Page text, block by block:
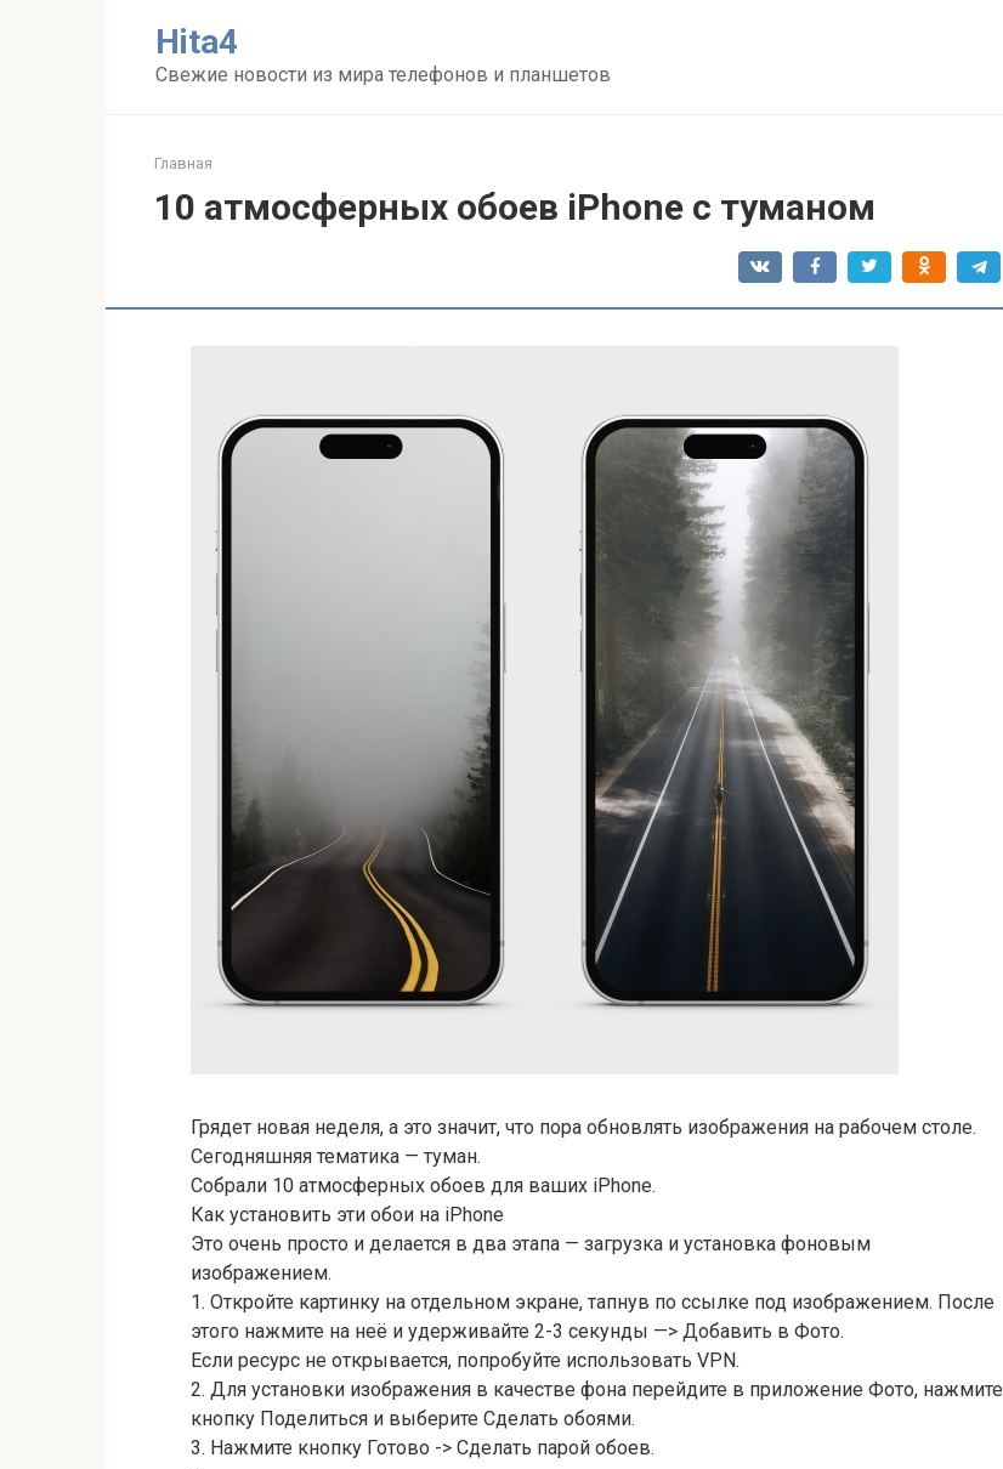
Нita4
Свежие новости из мира телефонов и планшетов
Главная
10 атмосферных обоев iPhone с туманом
Грядет новая неделя, а это значит, что пора обновлять изображения на рабочем столе.
Сегодняшняя тематика — туман.
Собрали 10 атмосферных обоев для ваших iPhone.
Как установить эти обои на iPhone
Это очень просто и делается в два этапа — загрузка и установка фоновым
изображением.
1. Откройте картинку на отдельном экране, тапнув по ссылке под изображением. После
этого нажмите на неё и удерживайте 2-3 секунды —> Добавить в Фото.
Если ресурс не открывается, попробуйте использовать VPN.
2. Для установки изображения в качестве фона перейдите в приложение Фото, нажмите
кнопку Поделиться и выберите Сделать обоями.
3. Нажмите кнопку Готово -> Сделать парой обоев.